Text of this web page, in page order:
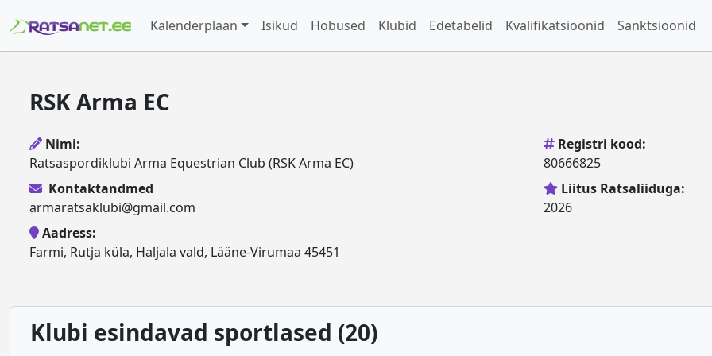
Kalenderplaan Isikud Hobused Klubid Edetabelid Kvalifikatsioonid Sanktsioonid
RSK Arma EC
Nimi:
Ratsaspordiklubi Arma Equestrian Club (RSK Arma EC)
Kontaktandmed
armaratsaklubi@gmail.com
Aadress:
Farmi, Rutja küla, Haljala vald, Lääne-Virumaa 45451
Registri kood:
80666825
Liitus Ratsaliiduga:
2026
Klubi esindavad sportlased (20)